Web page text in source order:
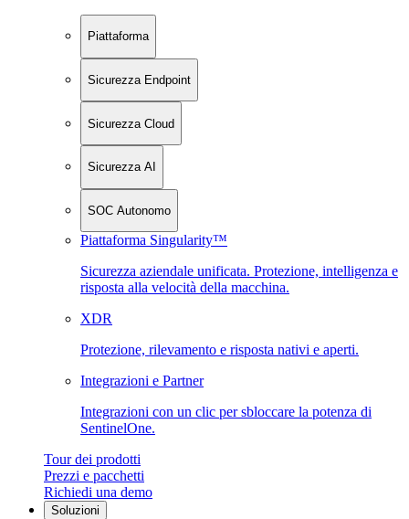
Piattaforma
Sicurezza Endpoint
Sicurezza Cloud
Sicurezza AI
SOC Autonomo
Piattaforma Singularity™
Sicurezza aziendale unificata. Protezione, intelligenza e
risposta alla velocità della macchina.
XDR
Protezione, rilevamento e risposta nativi e aperti.
Integrazioni e Partner
Integrazioni con un clic per sbloccare la potenza di
SentinelOne.
Tour dei prodotti
Prezzi e pacchetti
Richiedi una demo
Soluzioni